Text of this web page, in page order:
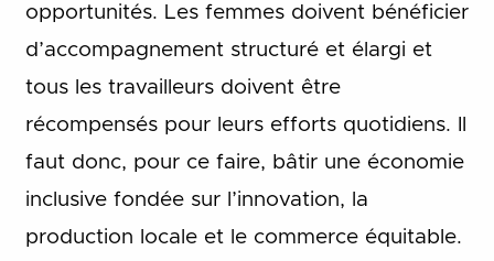
opportunités. Les femmes doivent bénéficier
d’accompagnement structuré et élargi et
tous les travailleurs doivent être
récompensés pour leurs efforts quotidiens. Il
faut donc, pour ce faire, bâtir une économie
inclusive fondée sur l’innovation, la
production locale et le commerce équitable.